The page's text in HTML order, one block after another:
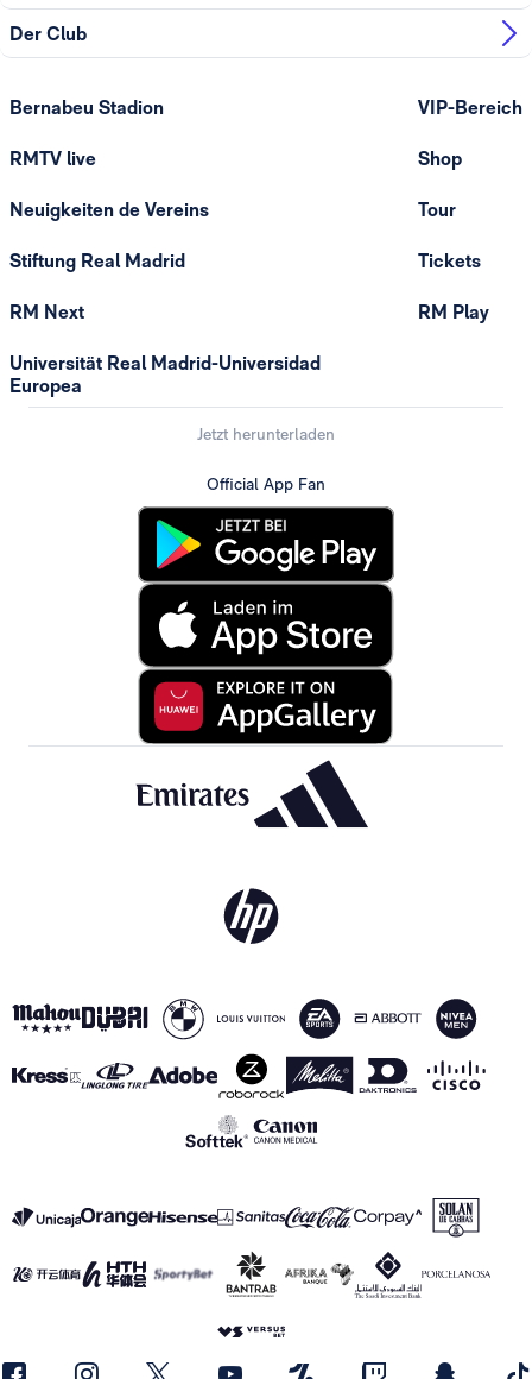
Der Club
Bernabeu Stadion
RMTV live
Neuigkeiten de Vereins
Stiftung Real Madrid
RM Next
Universität Real Madrid-Universidad
Europea
VIP-Bereich
Shop
Tour
Tickets
RM Play
Jetzt herunterladen
Official App Fan